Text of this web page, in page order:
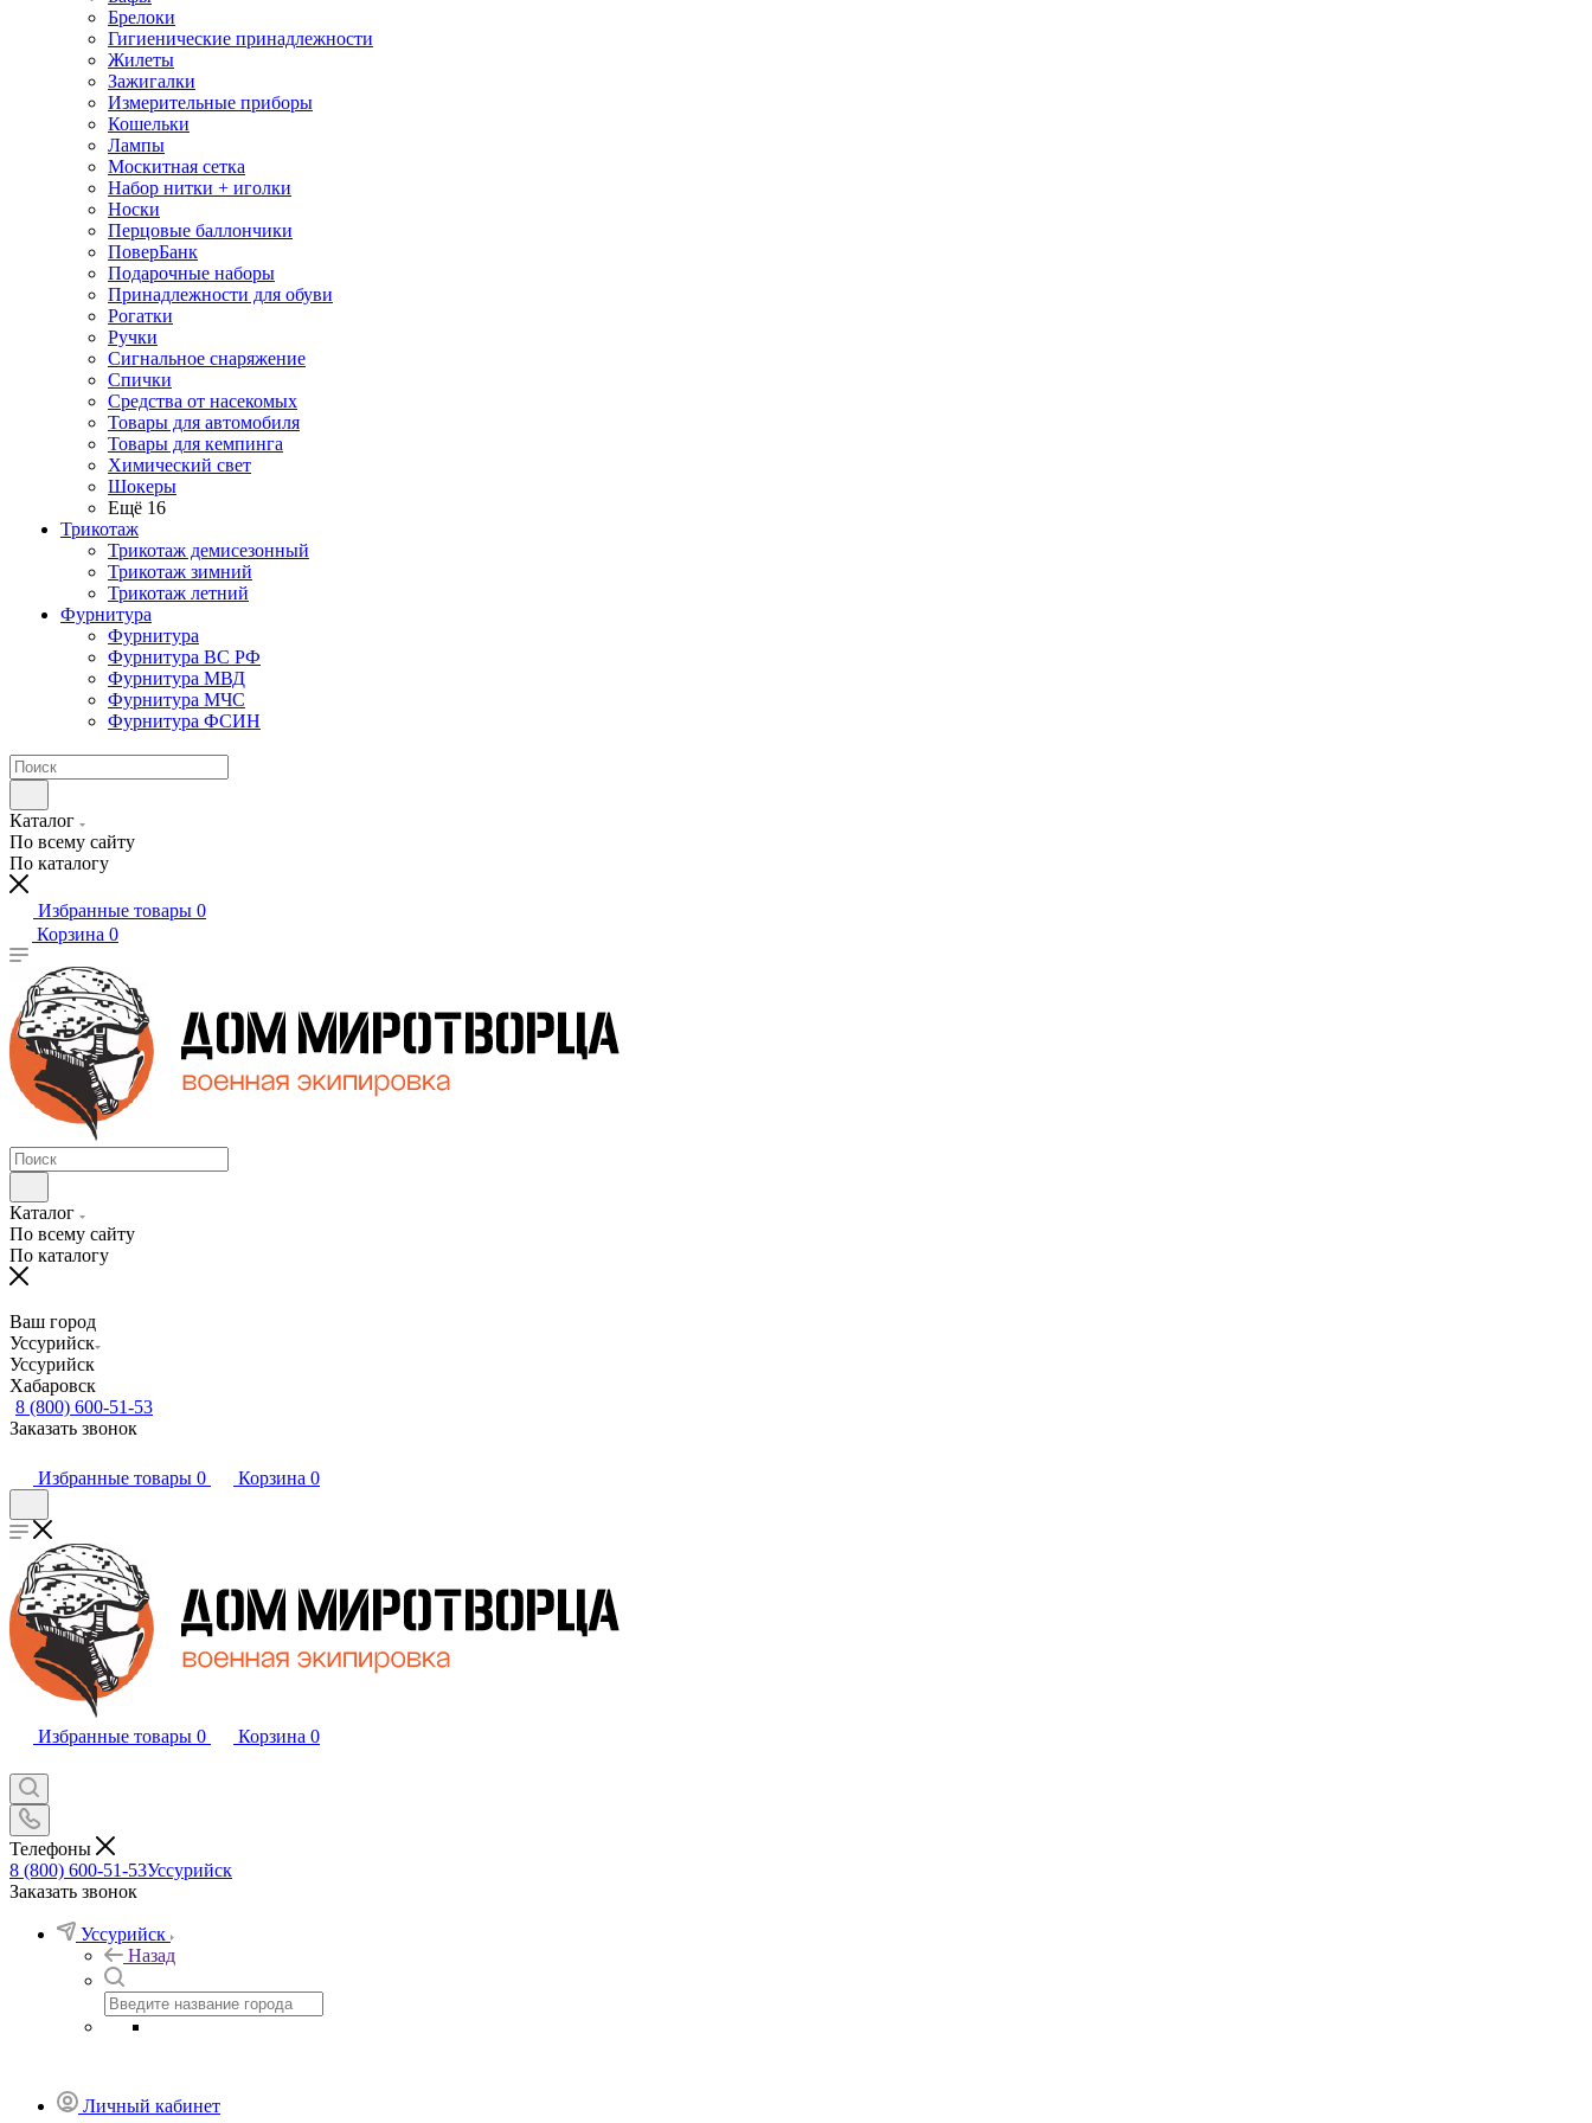
Брелоки
Гигиенические принадлежности
Жилеты
Зажигалки
Измерительные приборы
Кошельки
Лампы
Москитная сетка
Набор нитки + иголки
Носки
Перцовые баллончики
ПоверБанк
Подарочные наборы
Принадлежности для обуви
Рогатки
Ручки
Сигнальное снаряжение
Спички
Средства от насекомых
Товары для автомобиля
Товары для кемпинга
Химический свет
Шокеры
Ещё 16
Трикотаж
Трикотаж демисезонный
Трикотаж зимний
Трикотаж летний
Фурнитура
Фурнитура
Фурнитура ВС РФ
Фурнитура МВД
Фурнитура МЧС
Фурнитура ФСИН
Каталог
По всему сайту
По каталогу
Избранные товары 0
Корзина 0
Каталог
По всему сайту
По каталогу
Ваш город
Уссурийск
Уссурийск
Хабаровск
8 (800) 600-51-53
Заказать звонок
Избранные товары 0 Корзина 0
Избранные товары 0 Корзина 0
Телефоны
8 (800) 600-51-53Уссурийск
Заказать звонок
Уссурийск
Назад
Личный кабинет